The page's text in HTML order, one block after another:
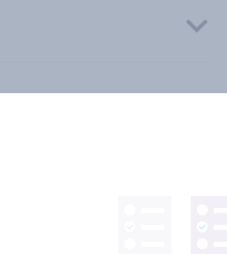
vorbehalten.